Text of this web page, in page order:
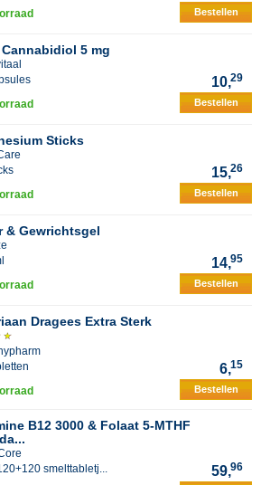
Bestellen
Cannabidiol 5 mg
10,29
Bestellen
Sticks
15,26
Bestellen
& Gewrichtsgel
14,95
Bestellen
Dragees Extra Sterk
6,15
Bestellen
B12 3000 & Folaat 5-MTHF
smelttabletj...
59,96